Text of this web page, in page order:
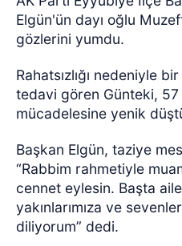
Elgün'ün dayı oğlu
gözlerini yumdu.
Rahatsızlığı nedeniyle
tedavi gören Günteki, 57
mücadelesine yenik
Başkan Elgün, taziye
“Rabbim rahmetiyle
cennet eylesin. Başta
yakınlarımıza ve
diliyorum” dedi.